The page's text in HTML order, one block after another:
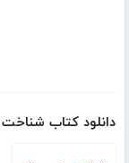
دانلود کتاب